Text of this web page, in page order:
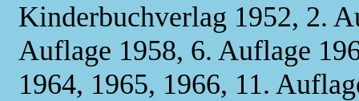
Kinderbuchverlag 1952, 2.
Auflage 1958, 6. Auflage
1964, 1965, 1966, 11.